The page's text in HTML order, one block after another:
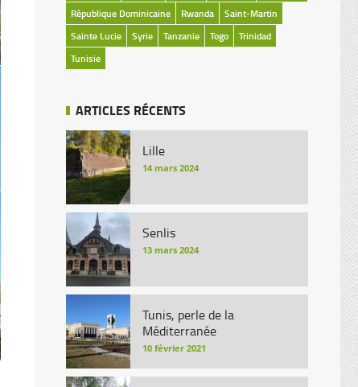
République Dominicaine
Rwanda
Saint-Martin
Sainte Lucie
Syrie Tanzanie Togo
Trinidad
Tunisie
ARTICLES RÉCENTS
Lille
14 mars 2024
Senlis
13 mars 2024
Tunis, perle de la
Méditerranée
10 février 2021